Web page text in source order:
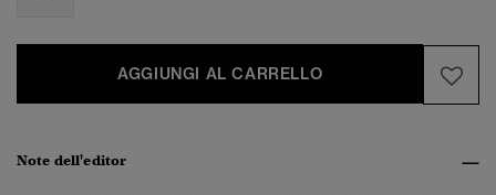
AGGIUNGI AL CARRELLO
Note dell'editor